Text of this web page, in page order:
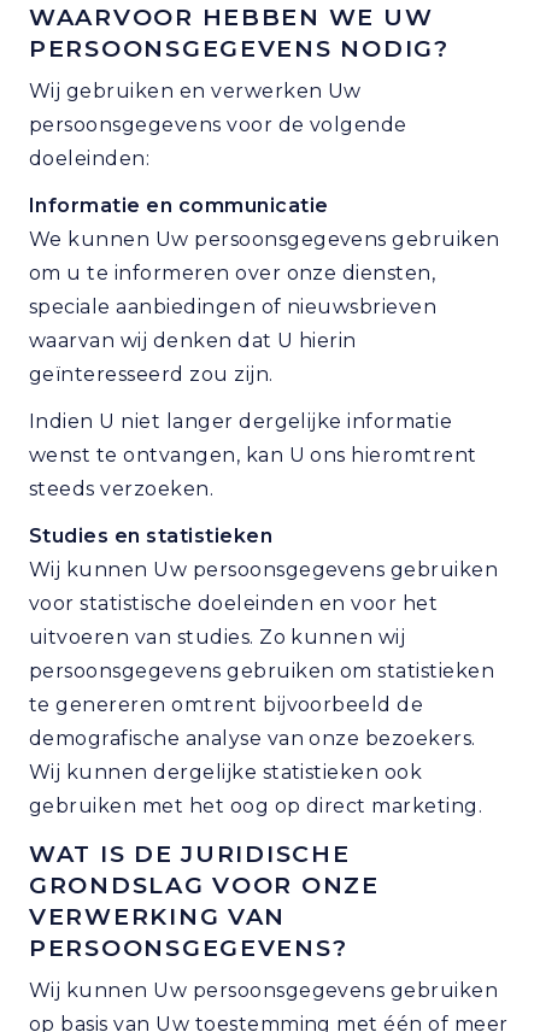
WAARVOOR HEBBEN WE UW
PERSOONSGEGEVENS NODIG?
Wij gebruiken en verwerken Uw
persoonsgegevens voor de volgende
doeleinden:
Informatie en communicatie
We kunnen Uw persoonsgegevens gebruiken
om u te informeren over onze diensten,
speciale aanbiedingen of nieuwsbrieven
waarvan wij denken dat U hierin
geïnteresseerd zou zijn.
Indien U niet langer dergelijke informatie
wenst te ontvangen, kan U ons hieromtrent
steeds verzoeken.
Studies en statistieken
Wij kunnen Uw persoonsgegevens gebruiken
voor statistische doeleinden en voor het
uitvoeren van studies. Zo kunnen wij
persoonsgegevens gebruiken om statistieken
te genereren omtrent bijvoorbeeld de
demografische analyse van onze bezoekers.
Wij kunnen dergelijke statistieken ook
gebruiken met het oog op direct marketing.
WAT IS DE JURIDISCHE
GRONDSLAG VOOR ONZE
VERWERKING VAN
PERSOONSGEGEVENS?
Wij kunnen Uw persoonsgegevens gebruiken
op basis van Uw toestemming met één of meer